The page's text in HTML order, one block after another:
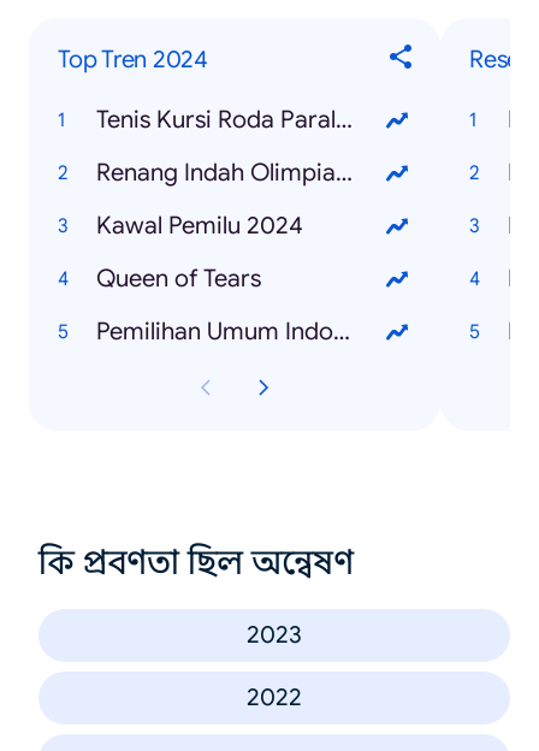
Top Tren 2024
Tenis Kursi Roda Paralimpiade
Renang Indah Olimpiade
Kawal Pemilu 2024
Queen of Tears
Pemilihan Umum Indonesia 2024
Resep
কি প্রবণতা ছিল অন্বেষণ
2023
2022